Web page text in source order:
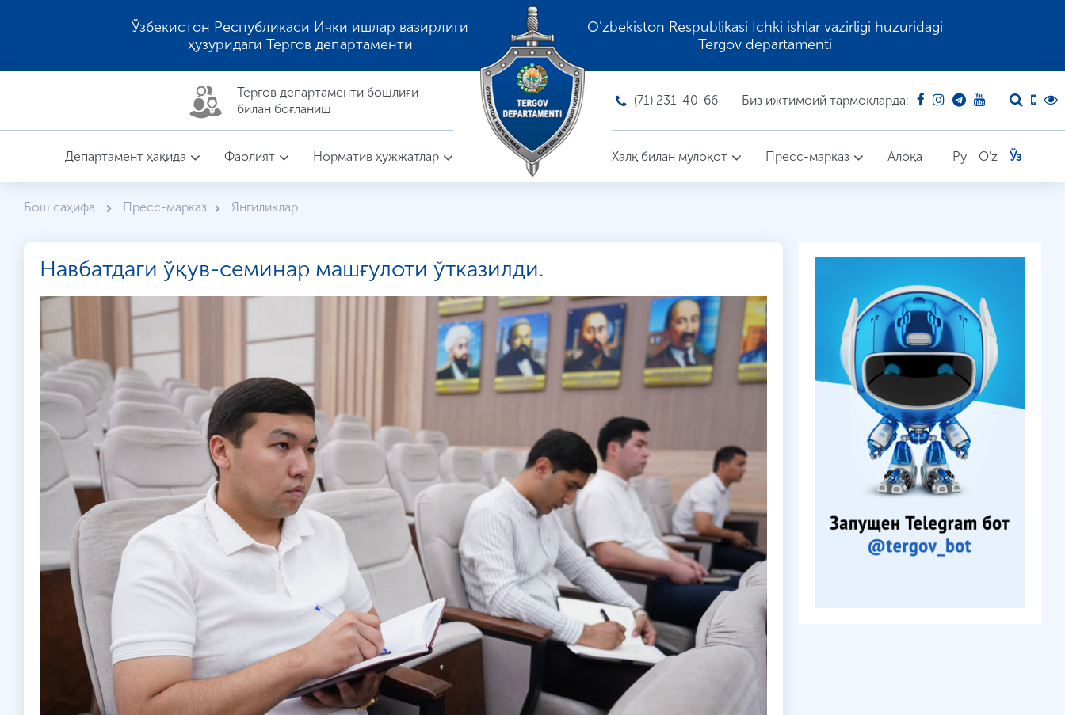
Ўзбекистон Республикаси Ички ишлар вазирлиги
ҳузуридаги Тергов департаменти
O'zbekiston Respublikasi Ichki ishlar vazirligi huzuridagi
Tergov departamenti
Тергов департaменти бошлиғи
билан боғланиш
(71) 231-40-66 Биз ижтимоий тармоқларда:
Департамент ҳақида Фаолият Норматив ҳужжатлар Халқ билан мулоқот Пресс-марказ Алоқа Ру O'z Ўз
Бош саҳифа Пресс-марказ Янгиликлар
Навбатдаги ўқув-семинар машғулоти ўтказилди.